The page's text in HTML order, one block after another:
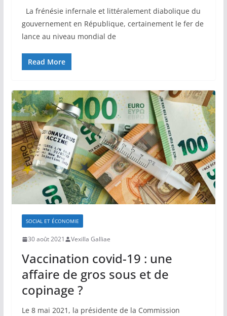
La frénésie infernale et littéralement diabolique du
gouvernement en République, certainement le fer de
lance au niveau mondial de
Read More
SOCIAL ET ÉCONOMIE
30 août 2021 Vexilla Galliae
Vaccination covid-19 : une
affaire de gros sous et de
copinage ?
Le 8 mai 2021, la présidente de la Commission